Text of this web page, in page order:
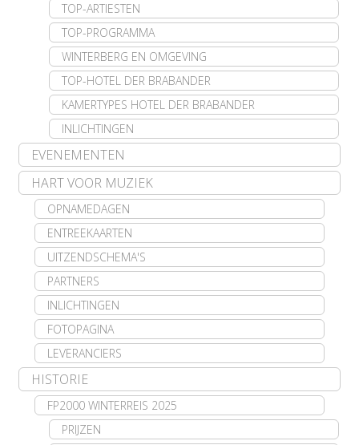
TOP-ARTIESTEN
TOP-PROGRAMMA
WINTERBERG EN OMGEVING
TOP-HOTEL DER BRABANDER
KAMERTYPES HOTEL DER BRABANDER
INLICHTINGEN
EVENEMENTEN
HART VOOR MUZIEK
OPNAMEDAGEN
ENTREEKAARTEN
UITZENDSCHEMA'S
PARTNERS
INLICHTINGEN
FOTOPAGINA
LEVERANCIERS
HISTORIE
FP2000 WINTERREIS 2025
PRIJZEN